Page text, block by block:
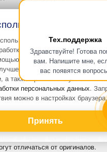
Тех.поддержка
Здравствуйте! Готова
вам. Напишите мне,
вас появятся
информационный характер и
которая определяется
РФ. Информация о
указанных на сайте, условия
порядке.
фактической, к моменту
отличаться от оригиналов.
файлы
наш сайт, вы
cookie-файлов и
Яндекс.Метрика,
качества работы сайта и
, а также принимаете условия
персональных данных.
можно в настройках браузера.
Принять